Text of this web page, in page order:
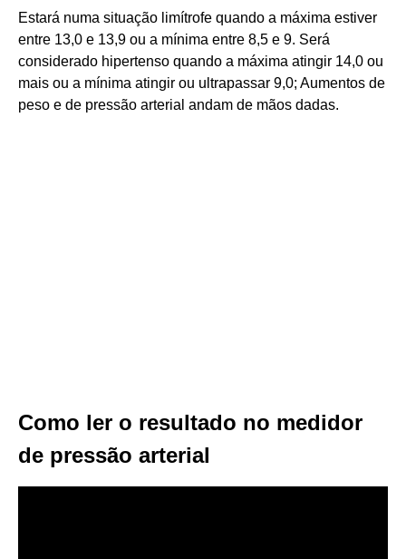
Estará numa situação limítrofe quando a máxima estiver
entre 13,0 e 13,9 ou a mínima entre 8,5 e 9. Será
considerado hipertenso quando a máxima atingir 14,0 ou
mais ou a mínima atingir ou ultrapassar 9,0; Aumentos de
peso e de pressão arterial andam de mãos dadas.
Como ler o resultado no medidor
de pressão arterial